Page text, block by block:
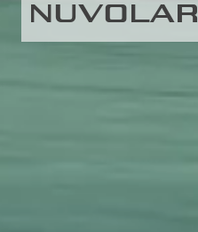
NUVOLARI